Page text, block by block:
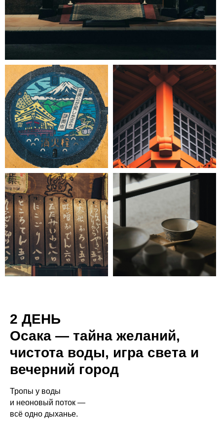
2 ДЕНЬ
Осака — тайна желаний,
чистота воды, игра света и
вечерний город
Тропы у воды
и неоновый поток —
всё одно дыханье.